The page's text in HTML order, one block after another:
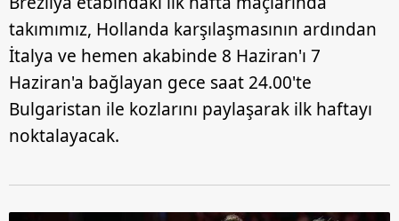
takımımız, Hollanda karşılaşmasının ardından
İtalya ve hemen akabinde 8 Haziran'ı 7
Haziran'a bağlayan gece saat 24.00'te
Bulgaristan ile kozlarını paylaşarak ilk haftayı
noktalayacak.